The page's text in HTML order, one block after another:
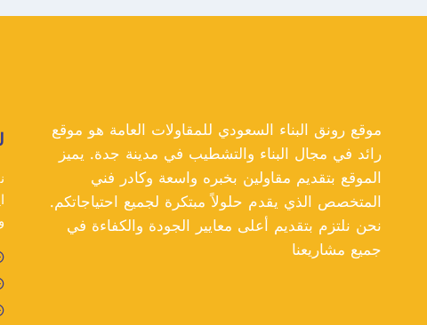
خشب
موقع رونق البناء السعودي للمقاولات العامة هو موقع
رائد في مجال البناء والتشطيب في مدينة جدة. يميز
الموقع بتقديم مقاولين بخبره واسعة وكادر فني
المتخصص الذي يقدم حلولاً مبتكرة لجميع احتياجاتكم.
نحن نلتزم بتقديم أعلى معايير الجودة والكفاءة في
جميع مشاريعنا